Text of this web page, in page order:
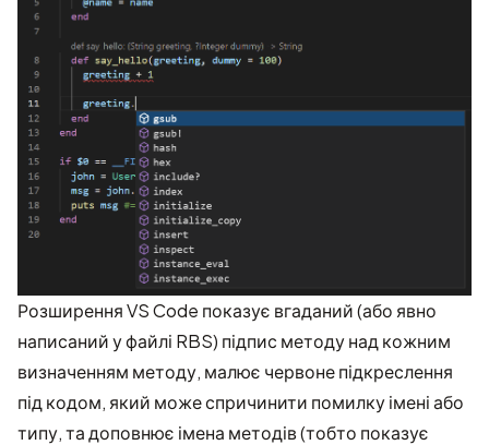
Розширення VS Code показує вгаданий (або явно
написаний у файлі RBS) підпис методу над кожним
визначенням методу, малює червоне підкреслення
під кодом, який може спричинити помилку імені або
типу, та доповнює імена методів (тобто показує